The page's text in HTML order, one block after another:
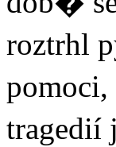
roztrhl
tragedií